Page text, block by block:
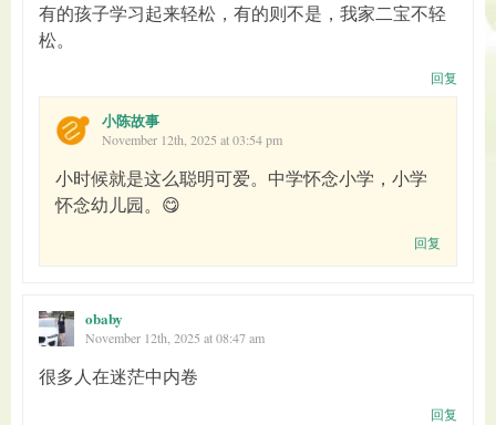
有的孩子学习起来轻松，有的则不是，我家二宝不轻
松。
回复
小陈故事
November 12th, 2025 at 03:54 pm
小时候就是这么聪明可爱。中学怀念小学，小学
怀念幼儿园。😋
回复
obaby
November 12th, 2025 at 08:47 am
很多人在迷茫中内卷
回复